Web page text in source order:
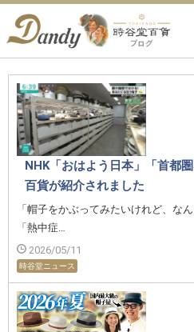
NHK「おはよう日本」「首都
百貨が紹介されました
「帽子をかぶってみたいけれど、な
「熱中症…
2026/05/11
時谷堂ニュース